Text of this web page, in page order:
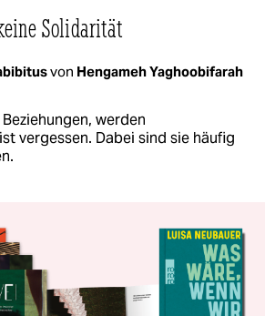
Solidarität
von Hengameh Yaghoobifarah
werden
vergessen. Dabei sind sie häufig